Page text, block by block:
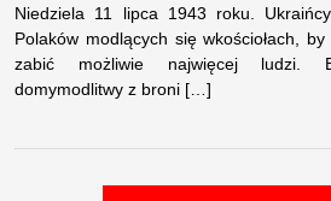
Niedziela 11 lipca 1943 roku.
Polaków modlących się wkościołach,
zabić możliwie najwięcej ludzi.
domymodlitwy z broni […]